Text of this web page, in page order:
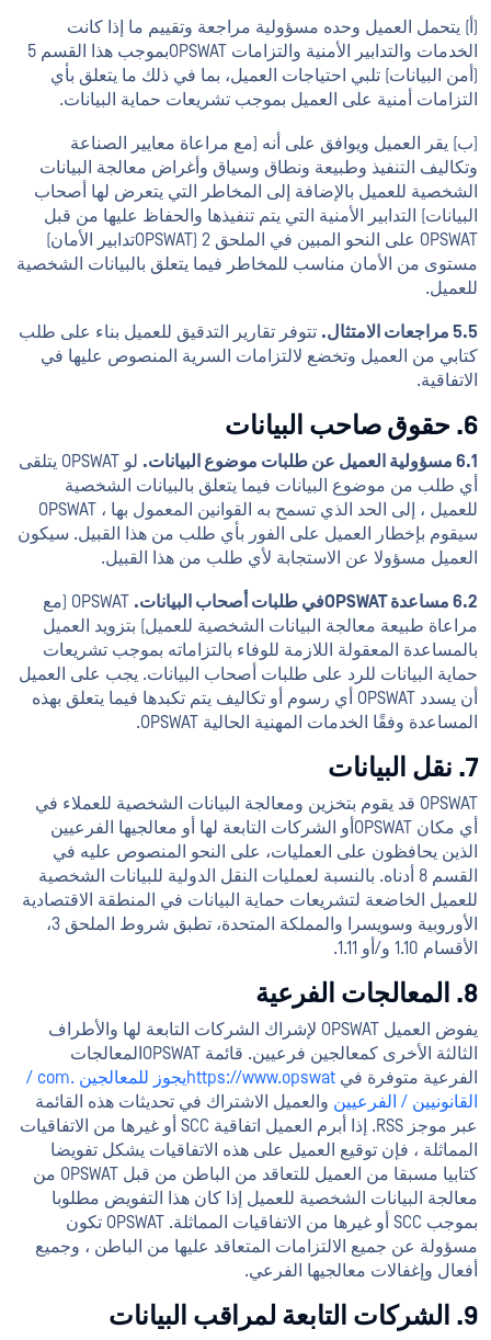
(أ) يتحمل العميل وحده مسؤولية مراجعة وتقييم ما إذا كانت
الخدمات والتدابير الأمنية والتزامات OPSWATبموجب هذا القسم 5
(أمن البيانات) تلبي احتياجات العميل، بما في ذلك ما يتعلق بأي
التزامات أمنية على العميل بموجب تشريعات حماية البيانات.
(ب) يقر العميل ويوافق على أنه (مع مراعاة معايير الصناعة
وتكاليف التنفيذ وطبيعة ونطاق وسياق وأغراض معالجة البيانات
الشخصية للعميل بالإضافة إلى المخاطر التي يتعرض لها أصحاب
البيانات) التدابير الأمنية التي يتم تنفيذها والحفاظ عليها من قبل
OPSWAT على النحو المبين في الملحق 2 (OPSWATتدابير الأمان)
مستوى من الأمان مناسب للمخاطر فيما يتعلق بالبيانات الشخصية
للعميل.
5.5 مراجعات الامتثال.
تتوفر تقارير التدقيق للعميل بناء على طلب
كتابي من العميل وتخضع لالتزامات السرية المنصوص عليها في
الاتفاقية.
6. حقوق صاحب البيانات
6.1 مسؤولية العميل عن طلبات موضوع البيانات.
لو OPSWAT يتلقى
أي طلب من موضوع البيانات فيما يتعلق بالبيانات الشخصية
للعميل ، إلى الحد الذي تسمح به القوانين المعمول بها ، OPSWAT
سيقوم بإخطار العميل على الفور بأي طلب من هذا القبيل. سيكون
العميل مسؤولا عن الاستجابة لأي طلب من هذا القبيل.
6.2 مساعدة OPSWATفي طلبات أصحاب البيانات.
OPSWAT (مع
مراعاة طبيعة معالجة البيانات الشخصية للعميل) بتزويد العميل
بالمساعدة المعقولة اللازمة للوفاء بالتزاماته بموجب تشريعات
حماية البيانات للرد على طلبات أصحاب البيانات. يجب على العميل
أن يسدد OPSWAT أي رسوم أو تكاليف يتم تكبدها فيما يتعلق بهذه
المساعدة وفقًا الخدمات المهنية الحالية OPSWAT.
7. نقل البيانات
OPSWAT قد يقوم بتخزين ومعالجة البيانات الشخصية للعملاء في
أي مكان OPSWATأو الشركات التابعة لها أو معالجيها الفرعيين
الذين يحافظون على العمليات، على النحو المنصوص عليه في
القسم 8 أدناه. بالنسبة لعمليات النقل الدولية للبيانات الشخصية
للعميل الخاضعة لتشريعات حماية البيانات في المنطقة الاقتصادية
الأوروبية وسويسرا والمملكة المتحدة، تطبق شروط الملحق 3،
الأقسام 1.10 و/أو 1.11.
8. المعالجات الفرعية
يفوض العميل OPSWAT لإشراك الشركات التابعة لها والأطراف
الثالثة الأخرى كمعالجين فرعيين. قائمة OPSWATالمعالجات
الفرعية متوفرة في
https://www.opswatيجوز للمعالجين .com /
القانونيين / الفرعيين والعميل الاشتراك في تحديثات هذه القائمة
عبر موجز RSS. إذا أبرم العميل اتفاقية SCC أو غيرها من الاتفاقيات
المماثلة ، فإن توقيع العميل على هذه الاتفاقيات يشكل تفويضا
كتابيا مسبقا من العميل للتعاقد من الباطن من قبل OPSWAT من
معالجة البيانات الشخصية للعميل إذا كان هذا التفويض مطلوبا
بموجب SCC أو غيرها من الاتفاقيات المماثلة. OPSWAT تكون
مسؤولة عن جميع الالتزامات المتعاقد عليها من الباطن ، وجميع
أفعال وإغفالات معالجيها الفرعي.
9. الشركات التابعة لمراقب البيانات